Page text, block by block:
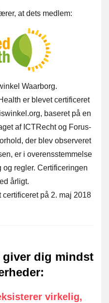
at dets medlem:
Waarborg.
er blevet certificeret
baseret på en
af ICTRecht og Forus-
der blev observeret
er i overensstemmelse
regler. Certificeringen
årligt.
på 2. maj 2018
giver dig mindst
:
virkelig,